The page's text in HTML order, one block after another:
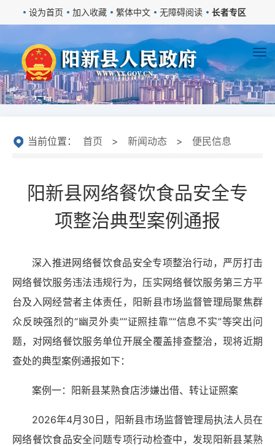
设为首页 加入收藏 繁体中文 无障碍阅读 长者专区
当前位置： 首页 > 新闻动态 > 便民信息
阳新县网络餐饮食品安全专
项整治典型案例通报
深入推进网络餐饮食品安全专项整治行动，严厉打击
网络餐饮服务违法违规行为，压实网络餐饮服务第三方平
台及入网经营者主体责任，阳新县市场监督管理局聚焦群
众反映强烈的“幽灵外卖”“证照挂靠”“信息不实”等突出问
题，对网络餐饮服务单位开展全覆盖排查整治，现将近期
查处的典型案例通报如下：
案例一：阳新县某熟食店涉嫌出借、转让证照案
2026年4月30日，阳新县市场监督管理局执法人员在
网络餐饮食品安全问题专项行动检查中，发现阳新县某熟